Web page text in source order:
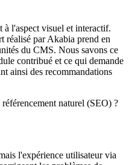
l'aspect visuel et interactif.
réalisé par Akabia prend en
du CMS. Nous savons ce
contribué et ce qui demande
ainsi des recommandations
naturel (SEO) ?
l'expérience utilisateur via